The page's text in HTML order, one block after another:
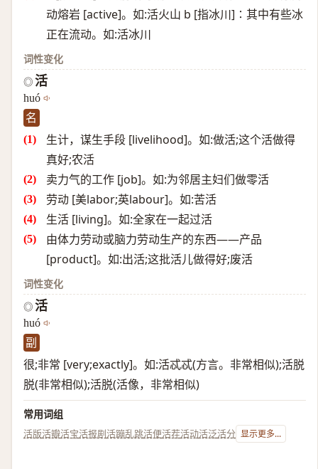
动熔岩 [active]。如:活火山 b [指冰川]∶其中有些冰
正在流动。如:活冰川
词性变化
◎ 活
huó
名
生计，谋生手段 [livelihood]。如:做活;这个活做得
真好;农活
卖力气的工作 [job]。如:为邻居主妇们做零活
劳动 [美labor;英labour]。如:苦活
生活 [living]。如:全家在一起过活
由体力劳动或脑力劳动生产的东西——产品
[product]。如:出活;这批活儿做得好;废活
词性变化
◎ 活
huó
副
很;非常 [very;exactly]。如:活忒忒(方言。非常相似);活脱
脱(非常相似);活脱(活像，非常相似)
常用词组
活版活瓣活宝活报剧活蹦乱跳活便活茬活动活泛活分 显示更多...